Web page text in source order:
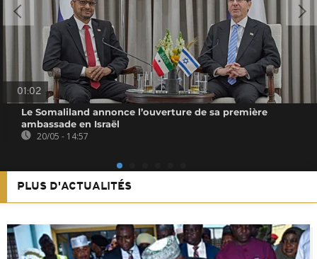
01:02
Le Somaliland annonce l’ouverture de sa première
ambassade en Israël
20/05 - 14:57
PLUS D'ACTUALITÉS